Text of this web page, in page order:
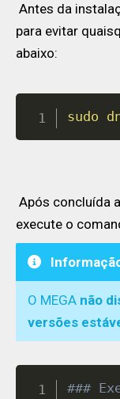
Antes da
para evitar
abaixo:
sudo
Após concluída
execute o
O MEGA não
versões
###